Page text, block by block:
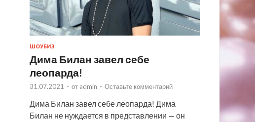
ШОУБИЗ
Дима Билан завел себе
леопарда!
31.07.2021 - от admin - Оставьте комментарий
Дима Билан завел себе леопарда! Дима
Билан не нуждается в представлении — он